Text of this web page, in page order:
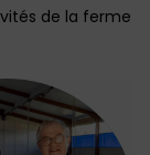
de la ferme